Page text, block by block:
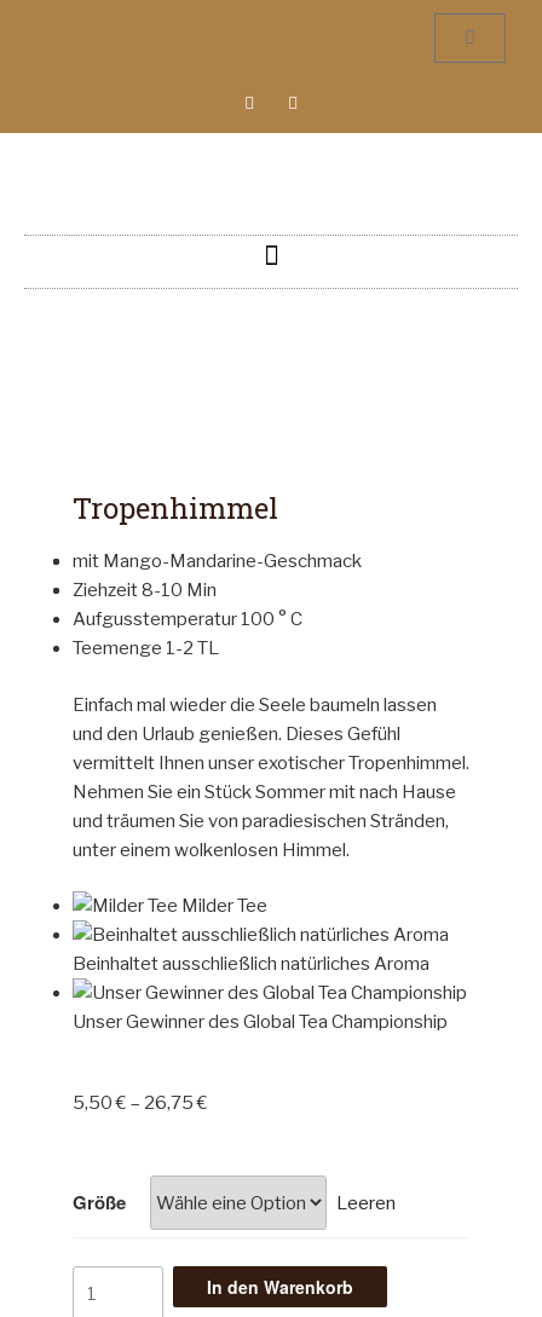
Tropenhimmel
mit Mango-Mandarine-Geschmack
Ziehzeit 8-10 Min
Aufgusstemperatur 100 ° C
Teemenge 1-2 TL
Einfach mal wieder die Seele baumeln lassen
und den Urlaub genießen. Dieses Gefühl
vermittelt Ihnen unser exotischer Tropenhimmel.
Nehmen Sie ein Stück Sommer mit nach Hause
und träumen Sie von paradiesischen Stränden,
unter einem wolkenlosen Himmel.
Milder Tee
Beinhaltet ausschließlich natürliches Aroma
Unser Gewinner des Global Tea Championship
5,50€ – 26,75€
Größe Leeren
In den Warenkorb